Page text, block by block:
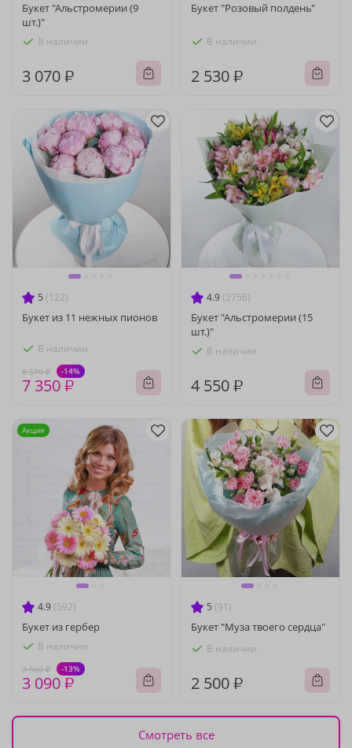
Букет "Альстромерии (9
шт.)"
В наличии
3 070 ₽
Букет "Розовый полдень"
В наличии
2 530 ₽
5 (122)
Букет из 11 нежных пионов
В наличии
8 570 ₽ -14%
7 350 ₽
4.9 (2756)
Букет "Альстромерии (15
шт.)"
В наличии
4 550 ₽
4.9 (592)
Букет из гербер
В наличии
3 560 ₽ -13%
3 090 ₽
Акция
5 (91)
Букет "Муза твоего сердца"
В наличии
2 500 ₽
Смотреть все